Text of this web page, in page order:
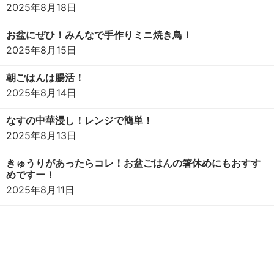
2025年8月18日
お盆にぜひ！みんなで手作りミニ焼き鳥！
2025年8月15日
朝ごはんは腸活！
2025年8月14日
なすの中華浸し！レンジで簡単！
2025年8月13日
きゅうりがあったらコレ！お盆ごはんの箸休めにもおすす
めですー！
2025年8月11日